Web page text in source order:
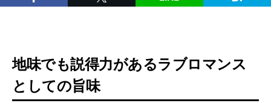
地味でも説得力があるラブロマンス
としての旨味